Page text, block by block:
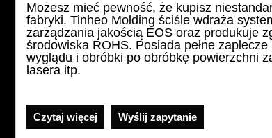
Możesz mieć pewność, że kupisz
fabryki. Tinheo Molding ściśle wdraża
zarządzania jakością EOS oraz produkuje
środowiska ROHS. Posiada pełne
wyglądu i obróbki po obróbkę powierzchni
lasera itp.
Czytaj więcej Wyślij zapytanie